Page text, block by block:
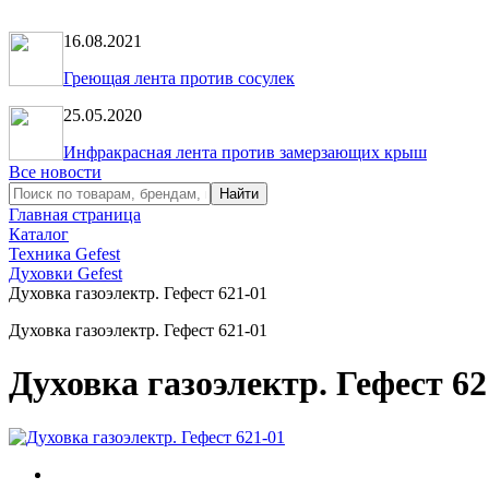
16.08.2021
Греющая лента против сосулек
25.05.2020
Инфракрасная лента против замерзающих крыш
Все новости
Главная страница
Каталог
Техника Gefest
Духовки Gefest
Духовка газоэлектр. Гефест 621-01
Духовка газоэлектр. Гефест 621-01
Духовка газоэлектр. Гефест